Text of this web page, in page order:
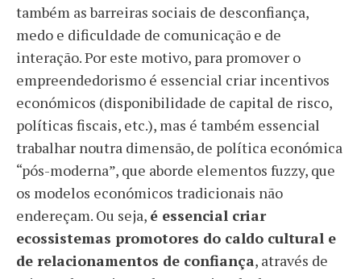
também as barreiras sociais de desconfiança,
medo e dificuldade de comunicação e de
interação. Por este motivo, para promover o
empreendedorismo é essencial criar incentivos
económicos (disponibilidade de capital de risco,
políticas fiscais, etc.), mas é também essencial
trabalhar noutra dimensão, de política económica
“pós-moderna”, que aborde elementos fuzzy, que
os modelos económicos tradicionais não
endereçam. Ou seja, é essencial criar
ecossistemas promotores do caldo cultural e
de relacionamentos de confiança, através de